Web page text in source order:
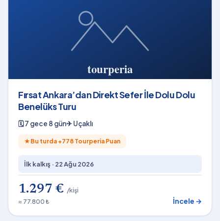
Fırsat Ankara’dan Direkt Sefer İle Dolu Dolu
Benelüks Turu
🗓7 gece 8 gün✈Uçaklı
★ Bu turda +778 Tourperia Puan
İlk kalkış · 22 Ağu 2026
1.297 € /kişi
≈ 77.800 ₺
İncele →